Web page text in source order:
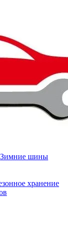
Зимние шины
хранение